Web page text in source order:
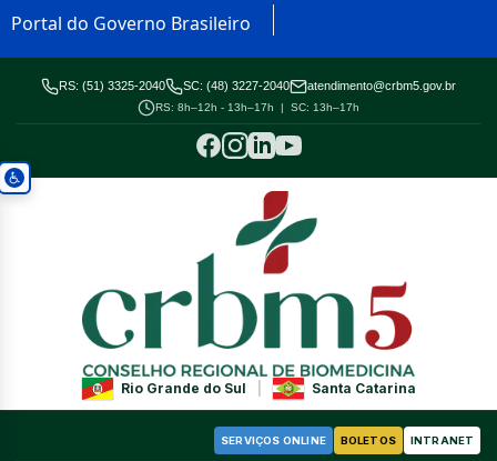
Portal do Governo Brasileiro
RS: (51) 3325-2040 SC: (48) 3227-2040 atendimento@crbm5.gov.br
RS: 8h–12h - 13h–17h | SC: 13h–17h
Rio Grande do Sul Santa Catarina
SERVIÇOS ONLINE BOLETOS INTRANET